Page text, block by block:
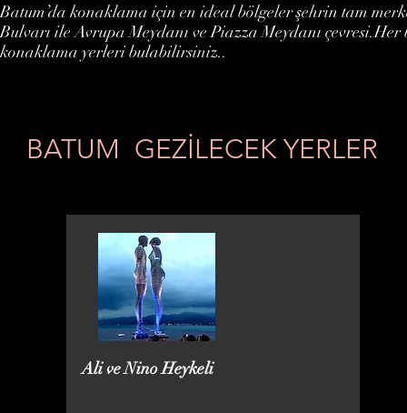
Batum’da konaklama için en ideal bölgeler şehrin tam
Bulvarı ile Avrupa Meydanı ve Piazza Meydanı çevresi.Her
konaklama yerleri bulabilirsiniz..
BATUM GEZİLECEK YERLER
Ali ve Nino Heykeli